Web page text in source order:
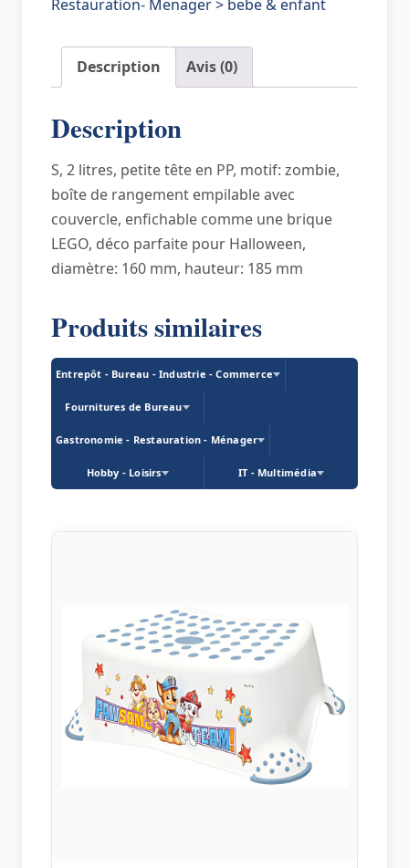
de
HEAD
SKELETON
vert
Restauration- Menager > bebe & enfant
Description Avis (0)
Description
S, 2 litres, petite tête en PP, motif: zombie,
boîte de rangement empilable avec
couvercle, enfichable comme une brique
LEGO, déco parfaite pour Halloween,
diamètre: 160 mm, hauteur: 185 mm
Produits similaires
Entrepôt - Bureau - Industrie - Commerce
Fournitures de Bureau
Gastronomie - Restauration - Ménager
Hobby - Loisirs IT - Multimédia